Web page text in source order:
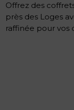
Offrez des
près des Loges
raffinée pour vos